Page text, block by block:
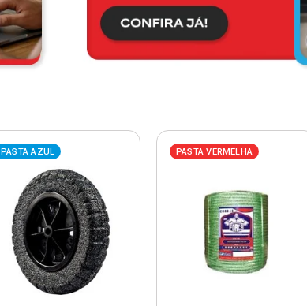
PASTA AZUL PASTA VERMELHA